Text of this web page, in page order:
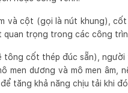
và cột (gọi là nút khung),
trọng trong các công
tông cốt thép đúc sẵn),
dương và mô men âm,
tăng khả năng chịu tải khi